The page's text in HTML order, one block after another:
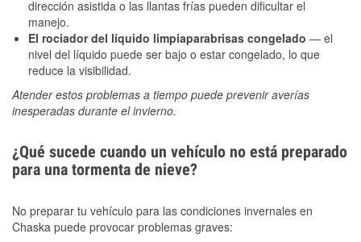
dirección asistida o las llantas frías pueden dificultar el
manejo.
El rociador del líquido limpiaparabrisas congelado — el
nivel del líquido puede ser bajo o estar congelado, lo que
reduce la visibilidad.
Atender estos problemas a tiempo puede prevenir averías
inesperadas durante el invierno.
¿Qué sucede cuando un vehículo no está preparado
para una tormenta de nieve?
No preparar tu vehículo para las condiciones invernales en
Chaska puede provocar problemas graves: